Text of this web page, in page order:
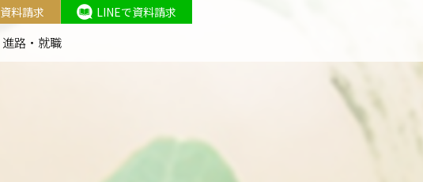
進路・就職
資料請求 LINEで資料請求